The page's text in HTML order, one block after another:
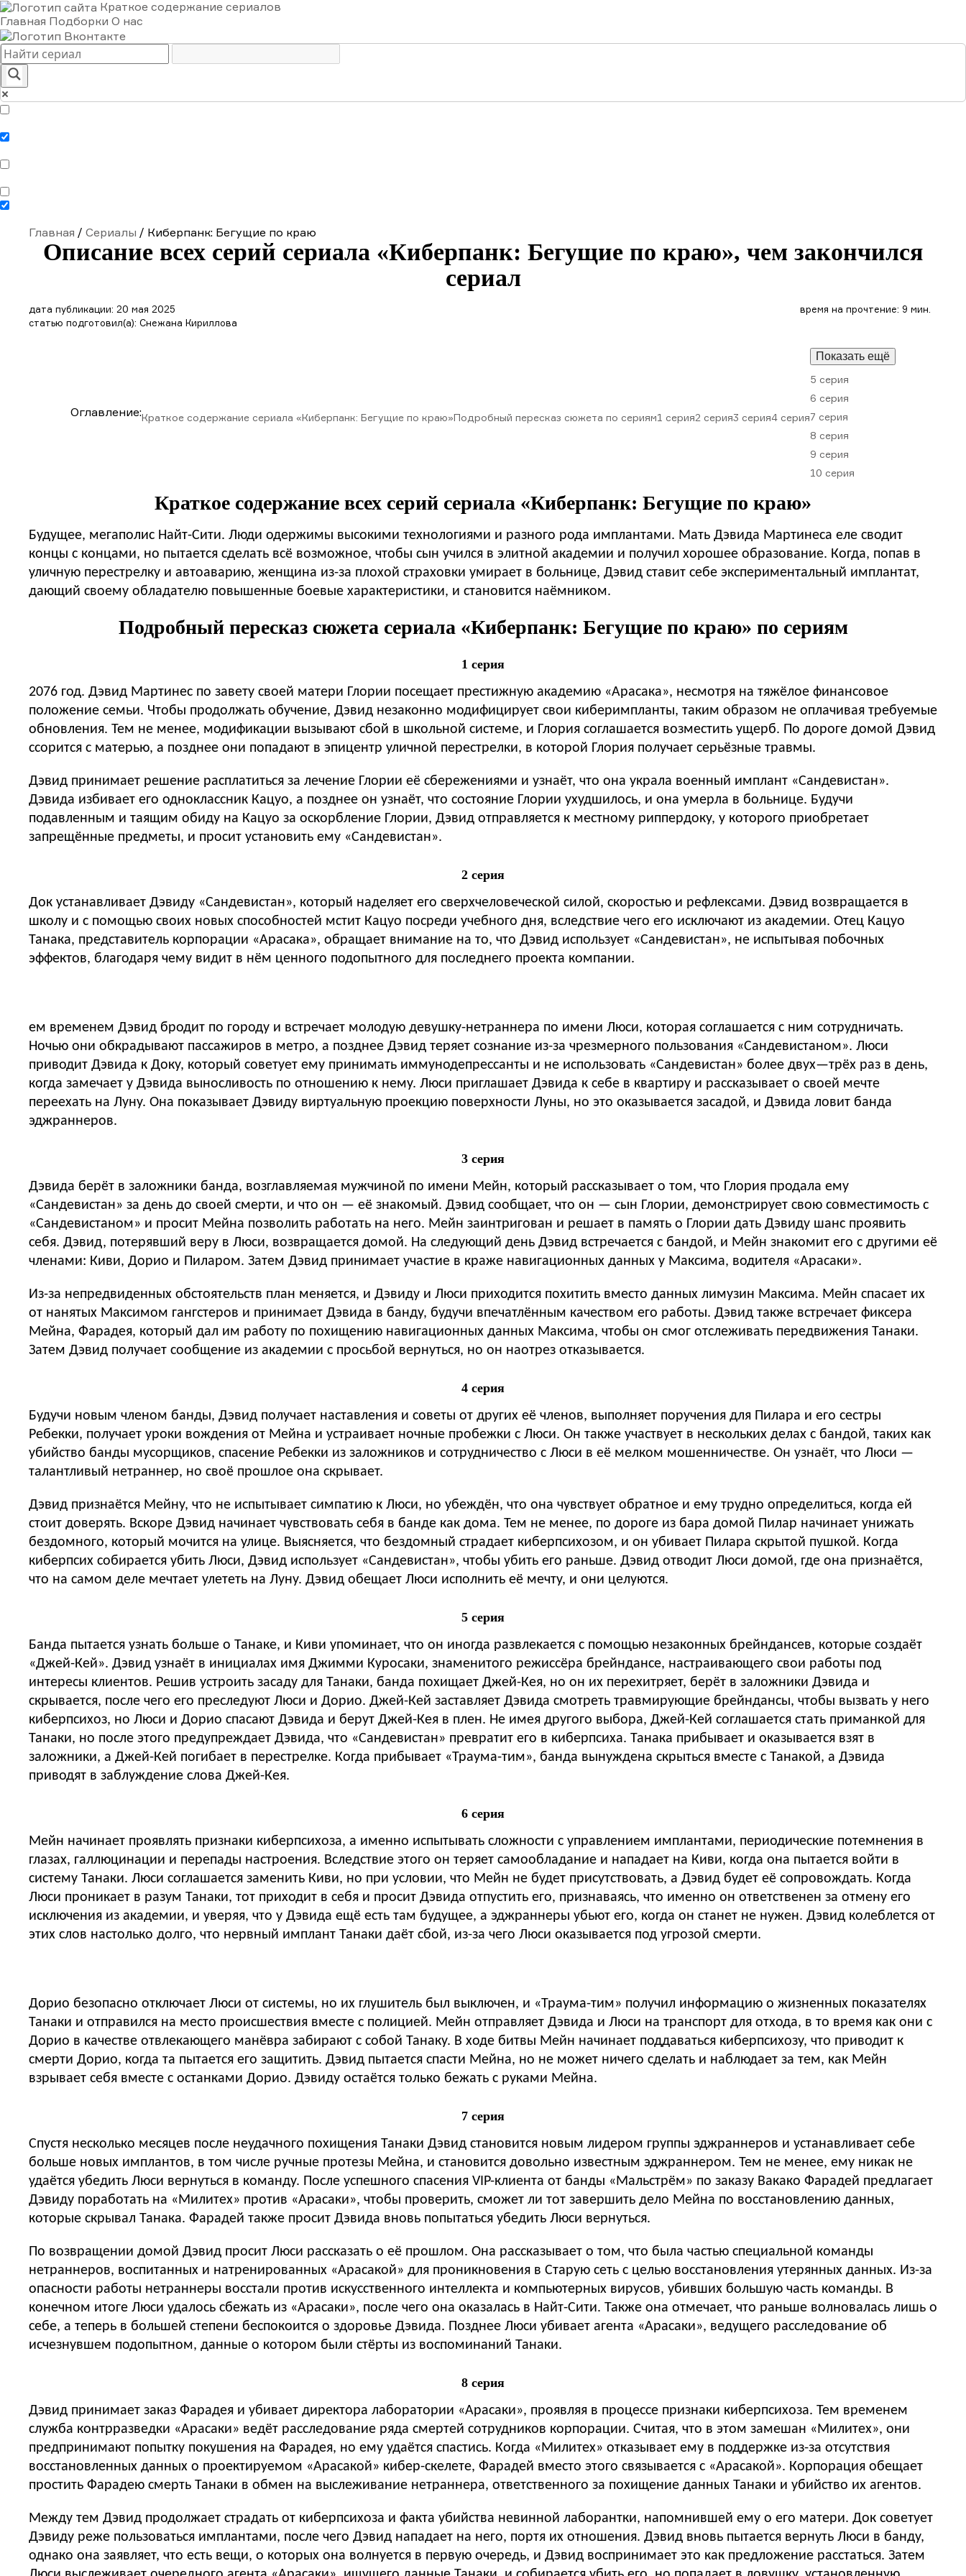
Краткое содержание сериалов
Главная Подборки О нас
Главная / Сериалы / Киберпанк: Бегущие по краю
Описание всех серий сериала «Киберпанк: Бегущие по краю», чем закончился
сериал
дата публикации: 20 мая 2025
время на прочтение: 9 мин.
статью подготовил(а): Снежана Кириллова
Оглавление:Краткое содержание сериала «Киберпанк: Бегущие по краю»Подробный пересказ сюжета по сериям1 серия2 серия3 серия4 серия
Показать ещё
5 серия
6 серия
7 серия
8 серия
9 серия
10 серия
Краткое содержание всех серий сериала «Киберпанк: Бегущие по краю»
Будущее, мегаполис Найт-Сити. Люди одержимы высокими технологиями и разного рода имплантами. Мать Дэвида Мартинеса еле сводит
концы с концами, но пытается сделать всё возможное, чтобы сын учился в элитной академии и получил хорошее образование. Когда, попав в
уличную перестрелку и автоаварию, женщина из-за плохой страховки умирает в больнице, Дэвид ставит себе экспериментальный имплантат,
дающий своему обладателю повышенные боевые характеристики, и становится наёмником.
Подробный пересказ сюжета сериала «Киберпанк: Бегущие по краю» по сериям
1 серия
2076 год. Дэвид Мартинес по завету своей матери Глории посещает престижную академию «Арасака», несмотря на тяжёлое финансовое
положение семьи. Чтобы продолжать обучение, Дэвид незаконно модифицирует свои киберимпланты, таким образом не оплачивая требуемые
обновления. Тем не менее, модификации вызывают сбой в школьной системе, и Глория соглашается возместить ущерб. По дороге домой Дэвид
ссорится с матерью, а позднее они попадают в эпицентр уличной перестрелки, в которой Глория получает серьёзные травмы.
Дэвид принимает решение расплатиться за лечение Глории её сбережениями и узнаёт, что она украла военный имплант «Сандевистан».
Дэвида избивает его одноклассник Кацуо, а позднее он узнаёт, что состояние Глории ухудшилось, и она умерла в больнице. Будучи
подавленным и таящим обиду на Кацуо за оскорбление Глории, Дэвид отправляется к местному риппердоку, у которого приобретает
запрещённые предметы, и просит установить ему «Сандевистан».
2 серия
Док устанавливает Дэвиду «Сандевистан», который наделяет его сверхчеловеческой силой, скоростью и рефлексами. Дэвид возвращается в
школу и с помощью своих новых способностей мстит Кацуо посреди учебного дня, вследствие чего его исключают из академии. Отец Кацуо
Танака, представитель корпорации «Арасака», обращает внимание на то, что Дэвид использует «Сандевистан», не испытывая побочных
эффектов, благодаря чему видит в нём ценного подопытного для последнего проекта компании.
ем временем Дэвид бродит по городу и встречает молодую девушку-нетраннера по имени Люси, которая соглашается с ним сотрудничать.
Ночью они обкрадывают пассажиров в метро, а позднее Дэвид теряет сознание из-за чрезмерного пользования «Сандевистаном». Люси
приводит Дэвида к Доку, который советует ему принимать иммунодепрессанты и не использовать «Сандевистан» более двух—трёх раз в день,
когда замечает у Дэвида выносливость по отношению к нему. Люси приглашает Дэвида к себе в квартиру и рассказывает о своей мечте
переехать на Луну. Она показывает Дэвиду виртуальную проекцию поверхности Луны, но это оказывается засадой, и Дэвида ловит банда
эджраннеров.
3 серия
Дэвида берёт в заложники банда, возглавляемая мужчиной по имени Мейн, который рассказывает о том, что Глория продала ему
«Сандевистан» за день до своей смерти, и что он — её знакомый. Дэвид сообщает, что он — сын Глории, демонстрирует свою совместимость с
«Сандевистаном» и просит Мейна позволить работать на него. Мейн заинтригован и решает в память о Глории дать Дэвиду шанс проявить
себя. Дэвид, потерявший веру в Люси, возвращается домой. На следующий день Дэвид встречается с бандой, и Мейн знакомит его с другими её
членами: Киви, Дорио и Пиларом. Затем Дэвид принимает участие в краже навигационных данных у Максима, водителя «Арасаки».
Из-за непредвиденных обстоятельств план меняется, и Дэвиду и Люси приходится похитить вместо данных лимузин Максима. Мейн спасает их
от нанятых Максимом гангстеров и принимает Дэвида в банду, будучи впечатлённым качеством его работы. Дэвид также встречает фиксера
Мейна, Фарадея, который дал им работу по похищению навигационных данных Максима, чтобы он смог отслеживать передвижения Танаки.
Затем Дэвид получает сообщение из академии с просьбой вернуться, но он наотрез отказывается.
4 серия
Будучи новым членом банды, Дэвид получает наставления и советы от других её членов, выполняет поручения для Пилара и его сестры
Ребекки, получает уроки вождения от Мейна и устраивает ночные пробежки с Люси. Он также участвует в нескольких делах с бандой, таких как
убийство банды мусорщиков, спасение Ребекки из заложников и сотрудничество с Люси в её мелком мошенничестве. Он узнаёт, что Люси —
талантливый нетраннер, но своё прошлое она скрывает.
Дэвид признаётся Мейну, что не испытывает симпатию к Люси, но убеждён, что она чувствует обратное и ему трудно определиться, когда ей
стоит доверять. Вскоре Дэвид начинает чувствовать себя в банде как дома. Тем не менее, по дороге из бара домой Пилар начинает унижать
бездомного, который мочится на улице. Выясняется, что бездомный страдает киберпсихозом, и он убивает Пилара скрытой пушкой. Когда
киберпсих собирается убить Люси, Дэвид использует «Сандевистан», чтобы убить его раньше. Дэвид отводит Люси домой, где она признаётся,
что на самом деле мечтает улететь на Луну. Дэвид обещает Люси исполнить её мечту, и они целуются.
5 серия
Банда пытается узнать больше о Танаке, и Киви упоминает, что он иногда развлекается с помощью незаконных брейндансев, которые создаёт
«Джей-Кей». Дэвид узнаёт в инициалах имя Джимми Куросаки, знаменитого режиссёра брейндансе, настраивающего свои работы под
интересы клиентов. Решив устроить засаду для Танаки, банда похищает Джей-Кея, но он их перехитряет, берёт в заложники Дэвида и
скрывается, после чего его преследуют Люси и Дорио. Джей-Кей заставляет Дэвида смотреть травмирующие брейндансы, чтобы вызвать у него
киберпсихоз, но Люси и Дорио спасают Дэвида и берут Джей-Кея в плен. Не имея другого выбора, Джей-Кей соглашается стать приманкой для
Танаки, но после этого предупреждает Дэвида, что «Сандевистан» превратит его в киберпсиха. Танака прибывает и оказывается взят в
заложники, а Джей-Кей погибает в перестрелке. Когда прибывает «Траума-тим», банда вынуждена скрыться вместе с Танакой, а Дэвида
приводят в заблуждение слова Джей-Кея.
6 серия
Мейн начинает проявлять признаки киберпсихоза, а именно испытывать сложности с управлением имплантами, периодические потемнения в
глазах, галлюцинации и перепады настроения. Вследствие этого он теряет самообладание и нападает на Киви, когда она пытается войти в
систему Танаки. Люси соглашается заменить Киви, но при условии, что Мейн не будет присутствовать, а Дэвид будет её сопровождать. Когда
Люси проникает в разум Танаки, тот приходит в себя и просит Дэвида отпустить его, признаваясь, что именно он ответственен за отмену его
исключения из академии, и уверяя, что у Дэвида ещё есть там будущее, а эджраннеры убьют его, когда он станет не нужен. Дэвид колеблется от
этих слов настолько долго, что нервный имплант Танаки даёт сбой, из-за чего Люси оказывается под угрозой смерти.
Дорио безопасно отключает Люси от системы, но их глушитель был выключен, и «Траума-тим» получил информацию о жизненных показателях
Танаки и отправился на место происшествия вместе с полицией. Мейн отправляет Дэвида и Люси на транспорт для отхода, в то время как они с
Дорио в качестве отвлекающего манёвра забирают с собой Танаку. В ходе битвы Мейн начинает поддаваться киберпсихозу, что приводит к
смерти Дорио, когда та пытается его защитить. Дэвид пытается спасти Мейна, но не может ничего сделать и наблюдает за тем, как Мейн
взрывает себя вместе с останками Дорио. Дэвиду остаётся только бежать с руками Мейна.
7 серия
Спустя несколько месяцев после неудачного похищения Танаки Дэвид становится новым лидером группы эджраннеров и устанавливает себе
больше новых имплантов, в том числе ручные протезы Мейна, и становится довольно известным эджраннером. Тем не менее, ему никак не
удаётся убедить Люси вернуться в команду. После успешного спасения VIP-клиента от банды «Мальстрём» по заказу Вакако Фарадей предлагает
Дэвиду поработать на «Милитех» против «Арасаки», чтобы проверить, сможет ли тот завершить дело Мейна по восстановлению данных,
которые скрывал Танака. Фарадей также просит Дэвида вновь попытаться убедить Люси вернуться.
По возвращении домой Дэвид просит Люси рассказать о её прошлом. Она рассказывает о том, что была частью специальной команды
нетраннеров, воспитанных и натренированных «Арасакой» для проникновения в Старую сеть с целью восстановления утерянных данных. Из-за
опасности работы нетраннеры восстали против искусственного интеллекта и компьютерных вирусов, убивших большую часть команды. В
конечном итоге Люси удалось сбежать из «Арасаки», после чего она оказалась в Найт-Сити. Также она отмечает, что раньше волновалась лишь о
себе, а теперь в большей степени беспокоится о здоровье Дэвида. Позднее Люси убивает агента «Арасаки», ведущего расследование об
исчезнувшем подопытном, данные о котором были стёрты из воспоминаний Танаки.
8 серия
Дэвид принимает заказ Фарадея и убивает директора лаборатории «Арасаки», проявляя в процессе признаки киберпсихоза. Тем временем
служба контрразведки «Арасаки» ведёт расследование ряда смертей сотрудников корпорации. Считая, что в этом замешан «Милитех», они
предпринимают попытку покушения на Фарадея, но ему удаётся спастись. Когда «Милитех» отказывает ему в поддержке из-за отсутствия
восстановленных данных о проектируемом «Арасакой» кибер-скелете, Фарадей вместо этого связывается с «Арасакой». Корпорация обещает
простить Фарадею смерть Танаки в обмен на выслеживание нетраннера, ответственного за похищение данных Танаки и убийство их агентов.
Между тем Дэвид продолжает страдать от киберпсихоза и факта убийства невинной лаборантки, напомнившей ему о его матери. Док советует
Дэвиду реже пользоваться имплантами, после чего Дэвид нападает на него, портя их отношения. Дэвид вновь пытается вернуть Люси в банду,
однако она заявляет, что есть вещи, о которых она волнуется в первую очередь, и Дэвид воспринимает это как предложение расстаться. Затем